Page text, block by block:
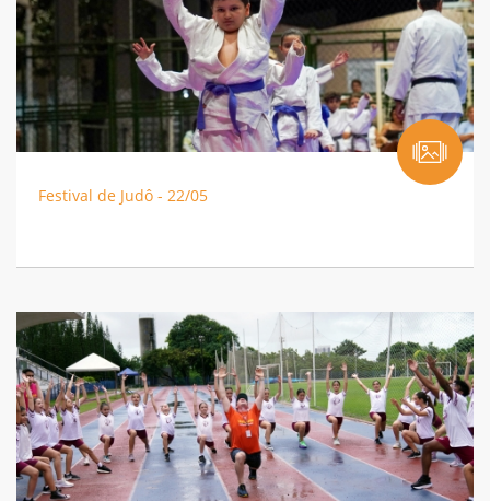
Festival de Judô - 22/05